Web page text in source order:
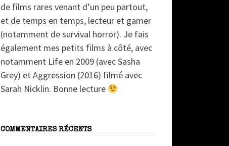
de films rares venant d’un peu partout,
et de temps en temps, lecteur et gamer
(notamment de survival horror). Je fais
également mes petits films à côté, avec
notamment Life en 2009 (avec Sasha
Grey) et Aggression (2016) filmé avec
Sarah Nicklin. Bonne lecture
COMMENTAIRES RÉCENTS